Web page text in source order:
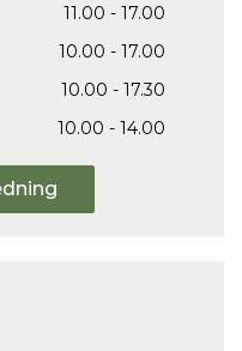
11.00 - 17.00
10.00 - 17.00
10.00 - 17.30
10.00 - 14.00